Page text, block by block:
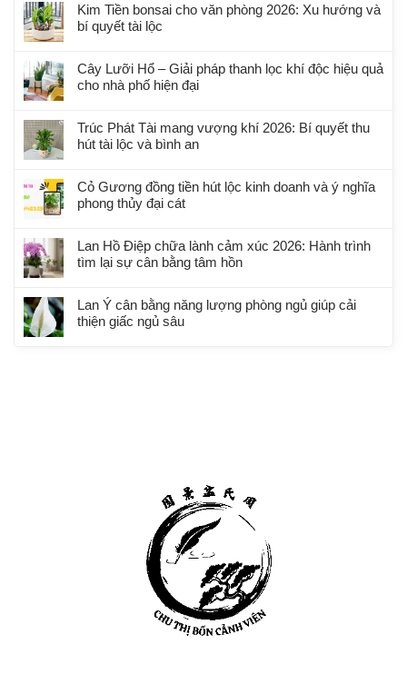
Kim Tiền bonsai cho văn phòng 2026: Xu hướng và
bí quyết tài lộc
Cây Lưỡi Hổ – Giải pháp thanh lọc khí độc hiệu quả
cho nhà phố hiện đại
Trúc Phát Tài mang vượng khí 2026: Bí quyết thu
hút tài lộc và bình an
Cỏ Gương đồng tiền hút lộc kinh doanh và ý nghĩa
phong thủy đại cát
Lan Hồ Điệp chữa lành cảm xúc 2026: Hành trình
tìm lại sự cân bằng tâm hồn
Lan Ý cân bằng năng lượng phòng ngủ giúp cải
thiện giấc ngủ sâu